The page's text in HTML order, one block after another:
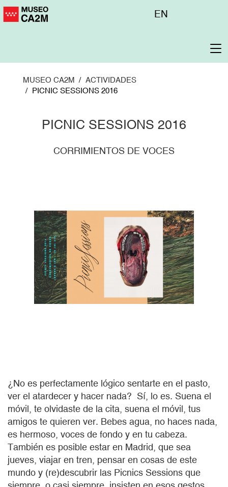
Pasar
Menú
EN
MUSEO CA2M
ACTIVIDADES
PICNIC SESSIONS 2016
PICNIC SESSIONS 2016
CORRIMIENTOS DE VOCES
¿No es perfectamente lógico sentarte en el pasto,
ver el atardecer y hacer nada? Sí, lo es. Suena el
móvil, te olvidaste de la cita, suena el móvil, tus
amigos te quieren ver. Bebes agua, no haces nada,
es hermoso, voces de fondo y en tu cabeza.
También es posible estar en Madrid, que sea
jueves, viajar en tren, pensar en cosas de este
mundo y (re)descubrir las Picnics Sessions que